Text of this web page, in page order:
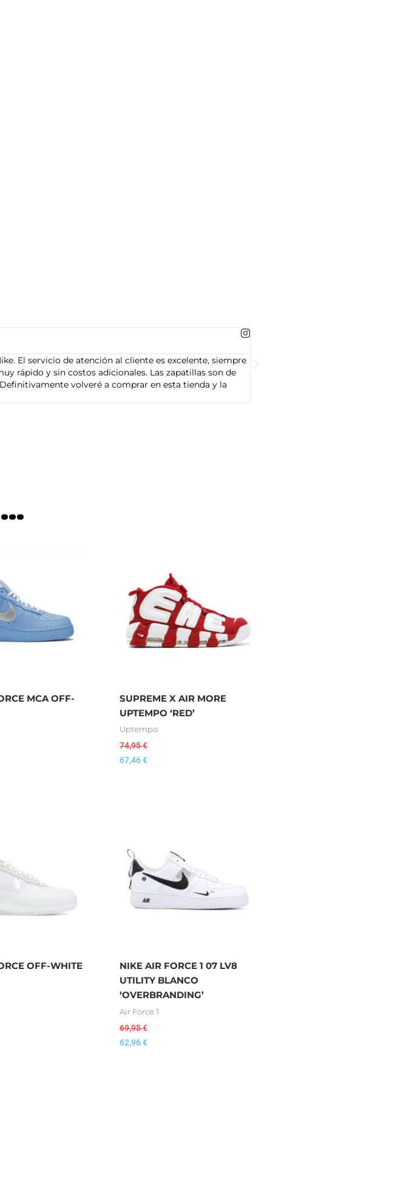
El servicio de atención al cliente es excelente, siempre
rápido y sin costos adicionales. Las zapatillas son de
volveré a comprar en esta tienda y la
MCA OFF-
SUPREME X AIR MORE
UPTEMPO ‘RED’
Uptempo
74,95€
67,46€
OFF-WHITE
NIKE AIR FORCE 1 07 LV8
UTILITY BLANCO
‘OVERBRANDING’
Air Force 1
69,95€
62,96€